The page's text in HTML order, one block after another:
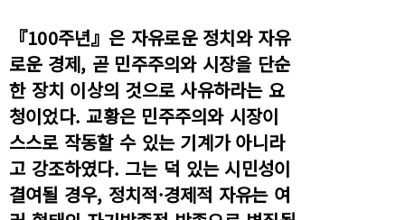
『100주년』은 자유로운 정치와 자유
로운 경제, 곧 민주주의와 시장을 단순
한 장치 이상의 것으로 사유하라는 요
청이었다. 교황은 민주주의와 시장이
스스로 작동할 수 있는 기계가 아니라
고 강조하였다. 그는 덕 있는 시민성이
결여될 경우, 정치적·경제적 자유는 여